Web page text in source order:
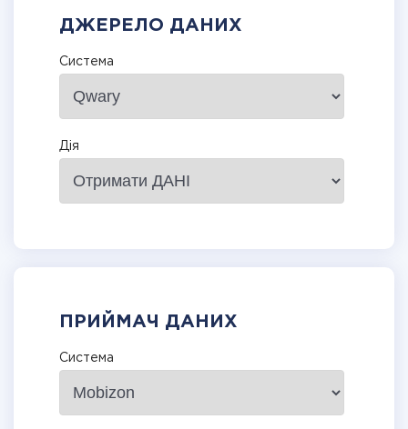
ДЖЕРЕЛО ДАНИХ
Система
Дія
ПРИЙМАЧ ДАНИХ
Система